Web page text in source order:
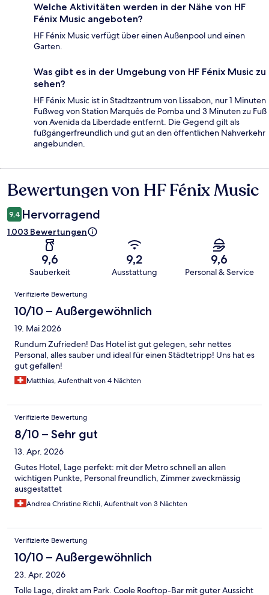
Welche Aktivitäten werden in der Nähe von HF
Fénix Music angeboten?
HF Fénix Music verfügt über einen Außenpool und einen
Garten.
Was gibt es in der Umgebung von HF Fénix Music zu
sehen?
HF Fénix Music ist in Stadtzentrum von Lissabon, nur 1 Minuten
Fußweg von Station Marquês de Pomba und 3 Minuten zu Fuß
von Avenida da Liberdade entfernt. Die Gegend gilt als
fußgängerfreundlich und gut an den öffentlichen Nahverkehr
angebunden.
Bewertungen
Bewertungen von HF Fénix Music
9,4 Hervorragend
1.003 Bewertungen
9,6
Sauberkeit
9,2
Ausstattung
9,6
Personal & Service
Bewertungen
Verifizierte Bewertung
10/10 – Außergewöhnlich
19. Mai 2026
Rundum Zufrieden! Das Hotel ist gut gelegen, sehr nettes
Personal, alles sauber und ideal für einen Städtetripp! Uns hat es
gut gefallen!
Matthias, Aufenthalt von 4 Nächten
Verifizierte Bewertung
8/10 – Sehr gut
13. Apr. 2026
Gutes Hotel, Lage perfekt: mit der Metro schnell an allen
wichtigen Punkte, Personal freundlich, Zimmer zweckmässig
ausgestattet
Andrea Christine Richli, Aufenthalt von 3 Nächten
Verifizierte Bewertung
10/10 – Außergewöhnlich
23. Apr. 2026
Tolle Lage, direkt am Park. Coole Rooftop-Bar mit guter Aussicht